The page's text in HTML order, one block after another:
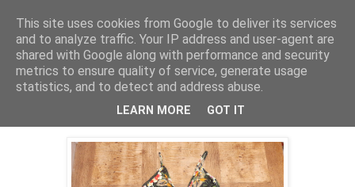
20 août 2021
This site uses cookies from Google to deliver its services
and to analyze traffic. Your IP address and user-agent are
shared with Google along with performance and security
metrics to ensure quality of service, generate usage
statistics, and to detect and address abuse.
LEARN MORE GOT IT